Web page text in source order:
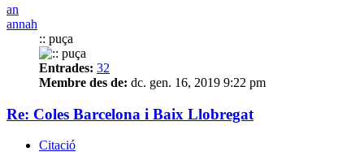
an
annah
:: puça
Entrades: 32
Membre des de: dc. gen. 16, 2019 9:22 pm
Re: Coles Barcelona i Baix Llobregat
Citació